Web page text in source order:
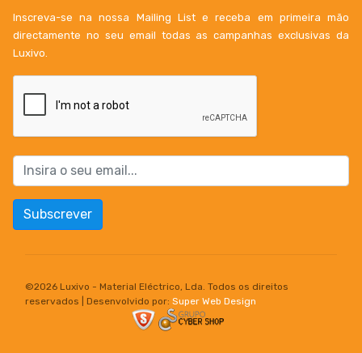
Inscreva-se na nossa Mailing List e receba em primeira mão
directamente no seu email todas as campanhas exclusivas da
Luxivo.
Subscrever
©2026 Luxivo - Material Eléctrico, Lda. Todos os direitos
reservados | Desenvolvido por: Super Web Design